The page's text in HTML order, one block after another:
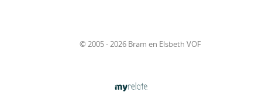
© 2005 - 2026 Bram en Elsbeth VOF